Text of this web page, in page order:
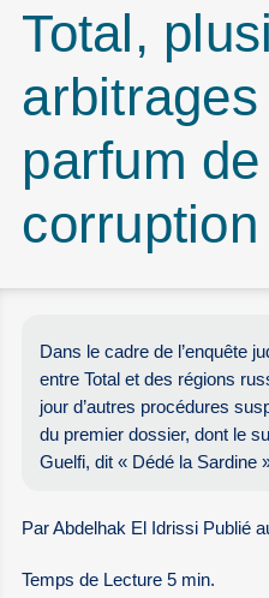
Total,
parfum de
corruption
Dans le cadre de l’enquête
entre Total et des régions
jour d’autres procédures
du premier dossier, dont le
Guelfi, dit « Dédé la Sardine
Par Abdelhak El Idrissi Publié
Temps de Lecture 5 min.